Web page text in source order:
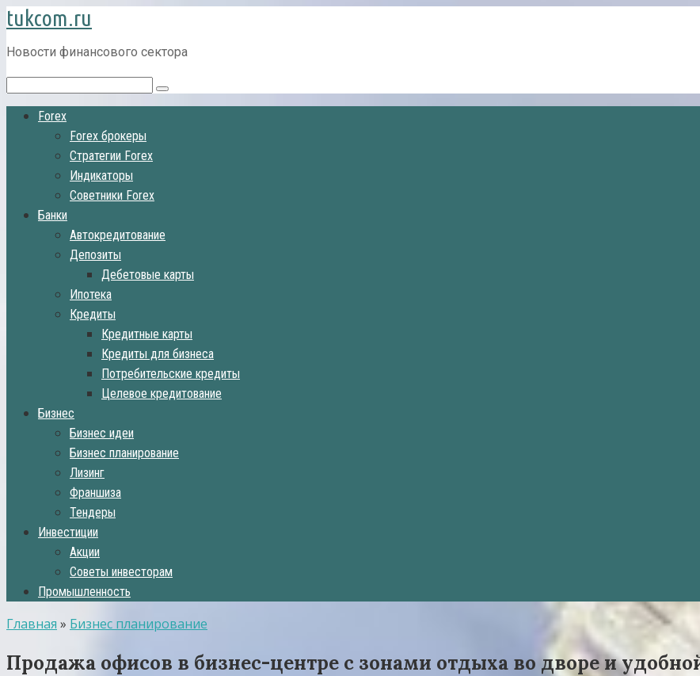
Перейти
к
контенту
tukcom.ru
Новости финансового сектора
Поиск:
Forex
Forex брокеры
Стратегии Forex
Индикаторы
Советники Forex
Банки
Автокредитование
Депозиты
Дебетовые карты
Ипотека
Кредиты
Кредитные карты
Кредиты для бизнеса
Потребительские кредиты
Целевое кредитование
Бизнес
Бизнес идеи
Бизнес планирование
Лизинг
Франшиза
Тендеры
Инвестиции
Акции
Советы инвесторам
Промышленность
Главная » Бизнес планирование
Продажа офисов в бизнес-центре с зонами отдыха во дворе и